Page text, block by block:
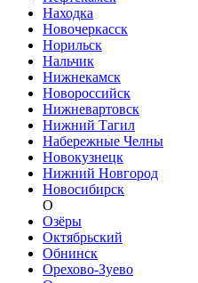
Находка
Новочеркасск
Норильск
Нальчик
Нижнекамск
Новороссийск
Нижневартовск
Нижний Тагил
Набережные Челны
Новокузнецк
Нижний Новгород
Новосибирск
О
Озёры
Октябрьский
Обнинск
Орехово-Зуево